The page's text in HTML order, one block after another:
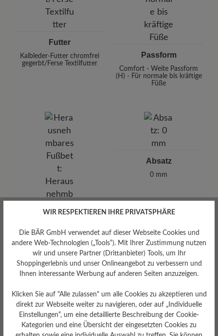
Futter
Kalbleder-Futter chromfrei
gegerbt/Ferse Textilfutter
Passform
Comfort - Weite Passform
(H) - Für normale bis kräftige
Füße
Herausnehmbares
Fußbett
Absatz
0 mm
WIR RESPEKTIEREN IHRE PRIVATSPHÄRE
Die BÄR GmbH verwendet auf dieser Webseite Cookies und
andere Web-Technologien („Tools“). Mit Ihrer Zustimmung nutzen
wir und unsere Partner (Drittanbieter) Tools, um Ihr
Shoppingerlebnis und unser Onlineangebot zu verbessern und
Ihnen interessante Werbung auf anderen Seiten anzuzeigen.
Klicken Sie auf "Alle zulassen" um alle Cookies zu akzeptieren und
direkt zur Webseite weiter zu navigieren, oder auf „Individuelle
Einstellungen“, um eine detaillierte Beschreibung der Cookie-
Kategorien und eine Übersicht der eingesetzten Cookies zu